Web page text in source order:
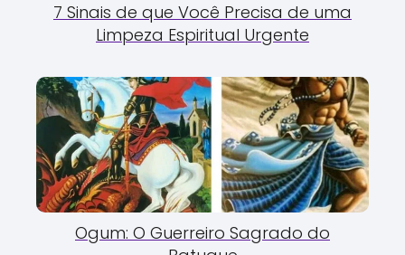
7 Sinais de que Você Precisa de uma
Limpeza Espiritual Urgente
Ogum: O Guerreiro Sagrado do